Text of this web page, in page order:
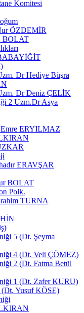
Komitesi
ÖZDEMİR
BOLAT
Dr Hediye Büşra
Dr Deniz ÇELİK
2 Uzm.Dr Asya
ERYILMAZ
ERAVŞAR
BOLAT
Polk.
TURNA
5 (Dt. Şeyma
4 (Dt. Veli ÇÖMEZ)
2 (Dt. Fatma Betül
1 (Dt. Zafer KURU)
Yusuf KÖSE)